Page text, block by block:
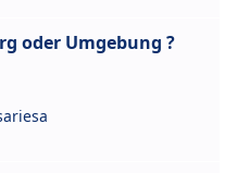
oder Umgebung ?